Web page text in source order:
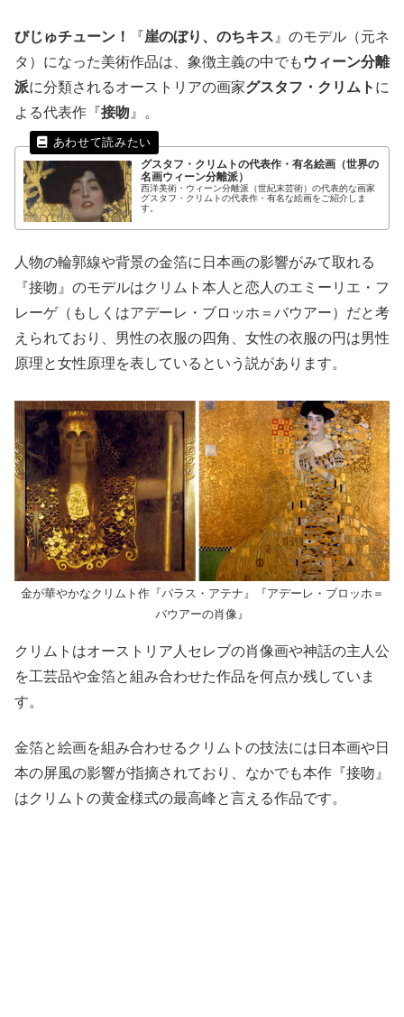
びじゅチューン！ 『崖のぼり、のちキス 』のモデル（元ネ
タ）になった美術作品は、象徴主義の中でも ウィーン分離
派に分類されるオーストリアの画家グスタフ・クリムト に
よる代表作『接吻 』。
グスタフ・クリムトの代表作・有名絵画（世界の
名画ウィーン分離派）
西洋美術・ウィーン分離派（世紀末芸術）の代表的な画家
グスタフ・クリムトの代表作・有名な絵画をご紹介しま
す。
人物の輪郭線や背景の金箔に日本画の影響がみて取れる
『接吻』のモデルはクリムト本人と恋人のエミーリエ・フ
レーゲ（もしくはアデーレ・ブロッホ＝バウアー）だと考
えられており、男性の衣服の四角、女性の衣服の円は男性
原理と女性原理を表しているという説があります。
金が華やかなクリムト作『パラス・アテナ』『アデーレ・ブロッホ＝
バウアーの肖像』
クリムトはオーストリア人セレブの肖像画や神話の主人公
を工芸品や金箔と組み合わせた作品を何点か残していま
す。
金箔と絵画を組み合わせるクリムトの技法には日本画や日
本の屏風の影響が指摘されており、なかでも本作『接吻』
はクリムトの黄金様式の最高峰と言える作品です。